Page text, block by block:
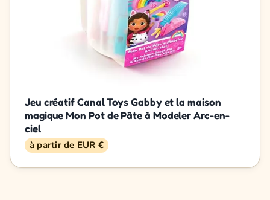
Jeu créatif Canal Toys Gabby et la maison
magique Mon Pot de Pâte à Modeler Arc-en-
ciel
à partir de EUR €